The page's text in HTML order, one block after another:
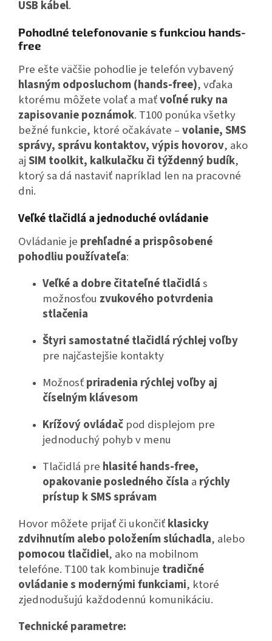
USB kábel.
Pohodlné telefonovanie s funkciou hands-
free
Pre ešte väčšie pohodlie je telefón vybavený
hlasným odposluchom (hands-free), vďaka
ktorému môžete volať a maťvoľné ruky na
zapisovanie poznámok. T100 ponúka všetky
bežné funkcie, ktoré očakávate –volanie, SMS
správy, správu kontaktov, výpis hovorov, ako
ajSIM toolkit, kalkulačku či týždenný budík,
ktorý sa dá nastaviť napríklad len na pracovné
dni.
Veľké tlačidlá a jednoduché ovládanie
Ovládanie je prehľadné a prispôsobené
pohodliu používateľa:
Veľké a dobre čitateľné tlačidlás
možnosťou zvukového potvrdenia
stlačenia
Štyri samostatné tlačidlá rýchlej voľby
pre najčastejšie kontakty
Možnosťpriradenia rýchlej voľby aj
číselným klávesom
Krížový ovládač pod displejom pre
jednoduchý pohyb v menu
Tlačidlá pre hlasité hands-free,
opakovanie posledného čísla a rýchly
prístup k SMS správam
Hovor môžete prijať či ukončiťklasicky
zdvihnutím alebo položením slúchadla, alebo
pomocou tlačidiel, ako na mobilnom
telefóne. T100 tak kombinuje tradičné
ovládanie s modernými funkciami, ktoré
zjednodušujú každodennú komunikáciu.
Technické parametre: